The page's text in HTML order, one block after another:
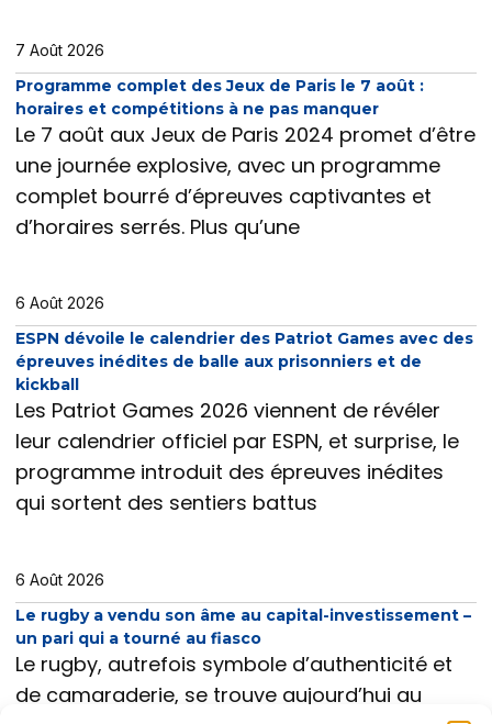
7 Août 2026
Programme complet des Jeux de Paris le 7 août :
horaires et compétitions à ne pas manquer
Le 7 août aux Jeux de Paris 2024 promet d’être
une journée explosive, avec un programme
complet bourré d’épreuves captivantes et
d’horaires serrés. Plus qu’une
6 Août 2026
ESPN dévoile le calendrier des Patriot Games avec des
épreuves inédites de balle aux prisonniers et de
kickball
Les Patriot Games 2026 viennent de révéler
leur calendrier officiel par ESPN, et surprise, le
programme introduit des épreuves inédites
qui sortent des sentiers battus
6 Août 2026
Le rugby a vendu son âme au capital-investissement –
un pari qui a tourné au fiasco
Le rugby, autrefois symbole d’authenticité et
de camaraderie, se trouve aujourd’hui au